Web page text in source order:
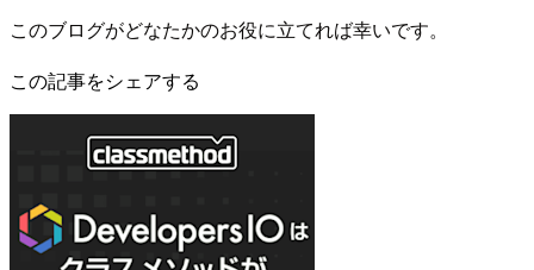
このブログがどなたかのお役に立てれば幸いです。
この記事をシェアする